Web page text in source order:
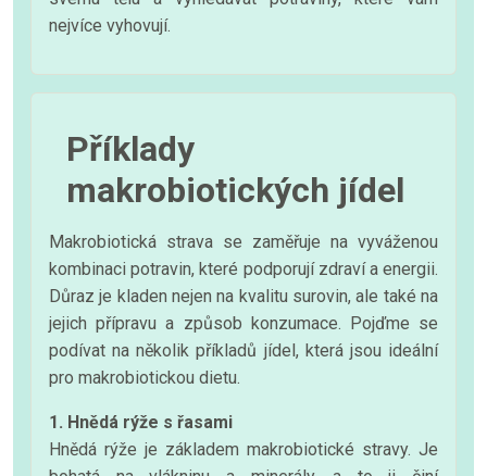
nejvíce vyhovují.
Příklady
makrobiotických jídel
Makrobiotická strava se zaměřuje na vyváženou
kombinaci potravin, které podporují zdraví a energii.
Důraz je kladen nejen na kvalitu surovin, ale také na
jejich přípravu a způsob konzumace. Pojďme se
podívat na několik příkladů jídel, která jsou ideální
pro makrobiotickou dietu.
1. Hnědá rýže s řasami
Hnědá rýže je základem makrobiotické stravy. Je